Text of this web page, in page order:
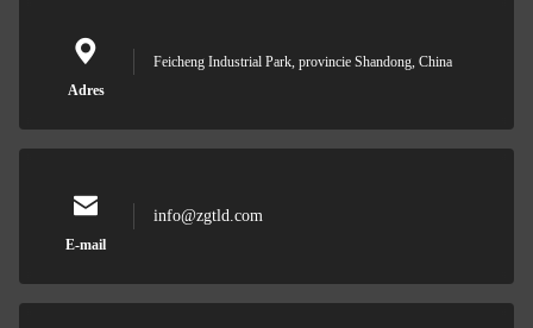
Adres
Feicheng Industrial Park, provincie Shandong, China
E-mail
info@zgtld.com